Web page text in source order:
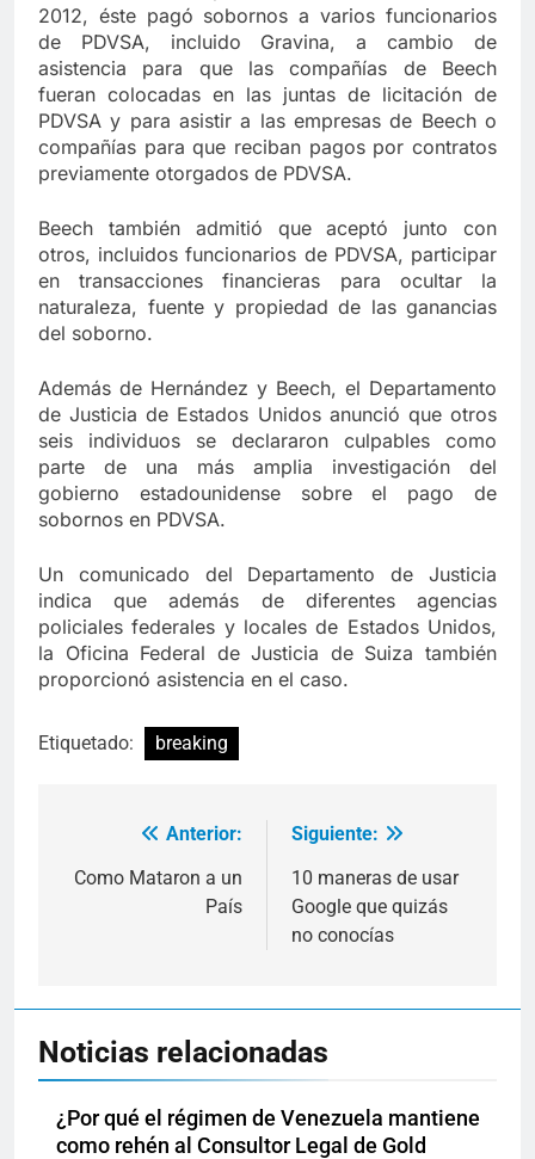
2012, éste pagó sobornos a varios funcionarios
de PDVSA, incluido Gravina, a cambio de
asistencia para que las compañías de Beech
fueran colocadas en las juntas de licitación de
PDVSA y para asistir a las empresas de Beech o
compañías para que reciban pagos por contratos
previamente otorgados de PDVSA.
Beech también admitió que aceptó junto con
otros, incluidos funcionarios de PDVSA, participar
en transacciones financieras para ocultar la
naturaleza, fuente y propiedad de las ganancias
del soborno.
Además de Hernández y Beech, el Departamento
de Justicia de Estados Unidos anunció que otros
seis individuos se declararon culpables como
parte de una más amplia investigación del
gobierno estadounidense sobre el pago de
sobornos en PDVSA.
Un comunicado del Departamento de Justicia
indica que además de diferentes agencias
policiales federales y locales de Estados Unidos,
la Oficina Federal de Justicia de Suiza también
proporcionó asistencia en el caso.
Etiquetado: breaking
Navegación
de
Anterior:
Como Mataron a un
País
Siguiente:
10 maneras de usar
Google que quizás
no conocías
Noticias relacionadas
¿Por qué el régimen de Venezuela mantiene
como rehén al Consultor Legal de Gold